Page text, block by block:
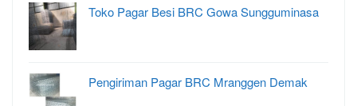
Toko Pagar Besi BRC Gowa Sungguminasa
Pengiriman Pagar BRC Mranggen Demak